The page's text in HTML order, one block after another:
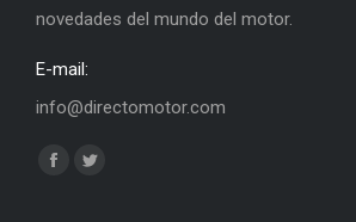
novedades del mundo del motor.
E-mail:
info@directomotor.com
Find us on:
Facebook
Twitter